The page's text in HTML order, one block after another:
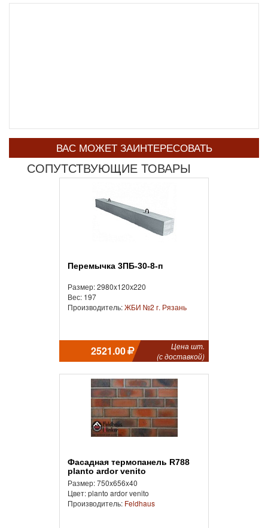
ВАС МОЖЕТ ЗАИНТЕРЕСОВАТЬ
СОПУТСТВУЮЩИЕ ТОВАРЫ
Перемычка 3ПБ-30-8-п
Размер: 2980x120x220
Вес: 197
Производитель:ЖБИ №2 г. Рязань
2521.00
Цена шт.
(с доставкой)
Фасадная термопанель R788
planto ardor venito
Размер: 750x656x40
Цвет: planto ardor venito
Производитель: Feldhaus